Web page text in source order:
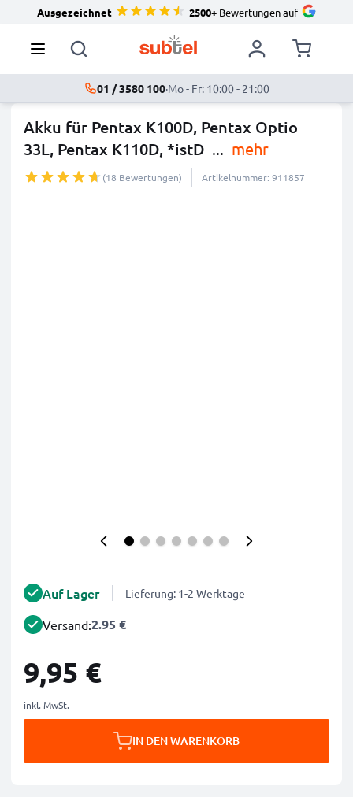
Ausgezeichnet 2500+Bewertungen auf
01 / 3580 100·Mo - Fr: 10:00 - 21:00
Akku für Pentax K100D, Pentax Optio
33L, Pentax K110D, *istD ... mehr
(18 Bewertungen) Artikelnummer: 911857
Auf Lager Lieferung: 1-2 Werktage
Versand:2.95 €
9,95 €
inkl. MwSt.
IN DEN WARENKORB